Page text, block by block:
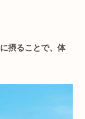
摂ることで、体